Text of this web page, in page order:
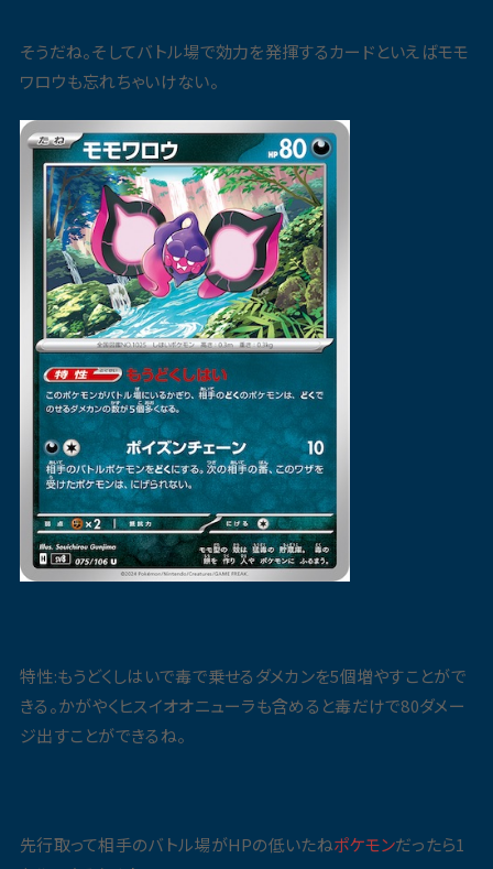
そうだね。そしてバトル場で効力を発揮するカードといえばモモ
ワロウも忘れちゃいけない。
特性:もうどくしはいで毒で乗せるダメカンを5個増やすことがで
きる。かがやくヒスイオオニューラも含めると毒だけで80ダメー
ジ出すことができるね。
先行取って相手のバトル場がHPの低いたねポケモンだったら1